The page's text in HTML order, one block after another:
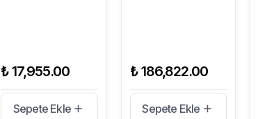
₺ 17,955.00
Sepete Ekle
₺ 186,822.00
Sepete Ekle